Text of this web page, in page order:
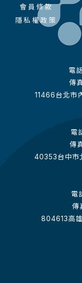
會員條款
隱私權政策
電
傳
11466台北市
電
傳
40353台中市
電
傳
804613高